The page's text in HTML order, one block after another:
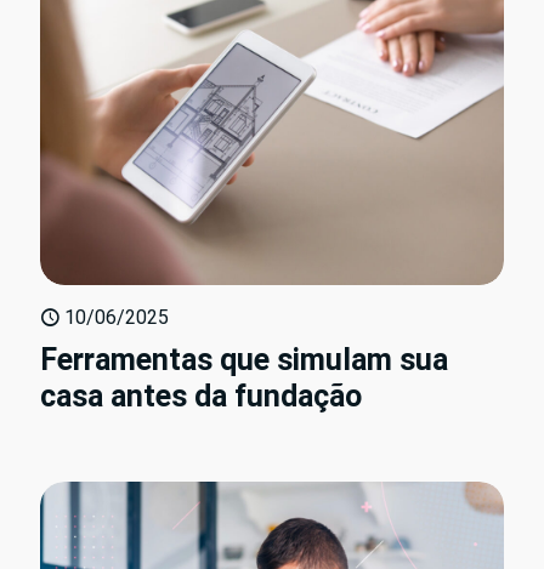
10/06/2025
Ferramentas que simulam sua
casa antes da fundação